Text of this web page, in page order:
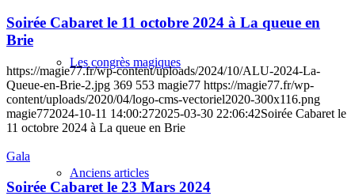
Les congrès magiques
Anciens articles
Soirée Cabaret le 11 octobre 2024 à La queue en
Brie
https://magie77.fr/wp-content/uploads/2024/10/ALU-2024-La-
Queue-en-Brie-2.jpg 369 553 magie77 https://magie77.fr/wp-
content/uploads/2020/04/logo-cms-vectoriel2020-300x116.png
magie772024-10-11 14:00:272025-03-30 22:06:42Soirée Cabaret le
11 octobre 2024 à La queue en Brie
Gala
Soirée Cabaret le 23 Mars 2024